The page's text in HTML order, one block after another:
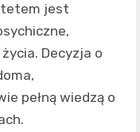
jest
Decyzja o
pełną wiedzą o